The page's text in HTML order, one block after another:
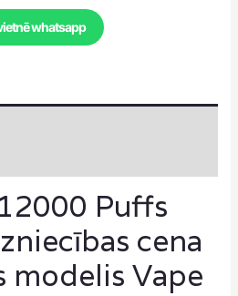
whatsapp
Puffs
cena
modelis Vape